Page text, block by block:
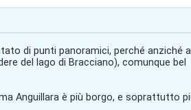
di punti panoramici, perché anziché
del lago di Bracciano), comunque bel
Anguillara è più borgo, e soprattutto